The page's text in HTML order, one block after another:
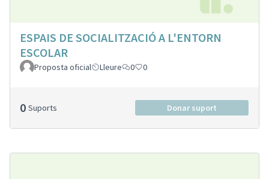
ESPAIS DE SOCIALITZACIÓ A L'ENTORN
ESCOLAR
Proposta oficial Lleure 0 0
0 Suports Donar suport